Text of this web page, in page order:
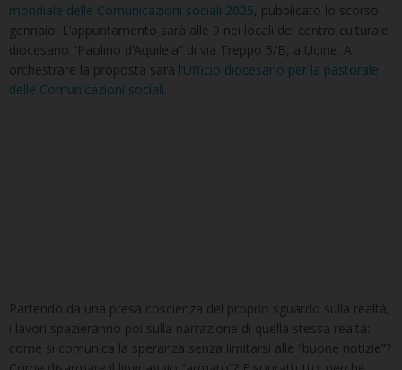
mondiale delle Comunicazioni sociali 2025 , pubblicato lo scorso
gennaio. L’appuntamento sarà alle 9 nei locali del centro culturale
diocesano “Paolino d’Aquileia” di via Treppo 5/B, a Udine. A
orchestrare la proposta sarà l’Ufficio diocesano per la pastorale
delle Comunicazioni sociali
Partendo da una presa coscienza del proprio sguardo sulla realtà,
i lavori spazieranno poi sulla narrazione di quella stessa realtà:
come si comunica la speranza senza limitarsi alle “buone notizie”?